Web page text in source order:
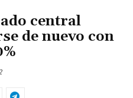
central
de nuevo con